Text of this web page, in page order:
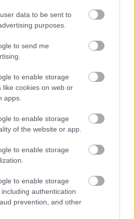
data to be sent to
purposes.
to send me
to enable storage
like cookies on web or
apps.
to enable storage
of the website or app.
to enable storage
to enable storage
authentication
prevention, and other
egyébként 3 napig
letörlik őket, tehát az
kikérte volna azt.)
kerületi rendőrök itt vétették
nem kérték ki a felvételeket,
videózták le, amit a
lett az újabb botrány. Sőt,
is kering az ügyről és az
Ez a két felvétel a rendőrség
kering, a nyomozati
egyre hivatkoznak, de az
bejelentette:
hogy kiadják neki a róla szóló
derül, milyen alapon
a biztonsági kamerák